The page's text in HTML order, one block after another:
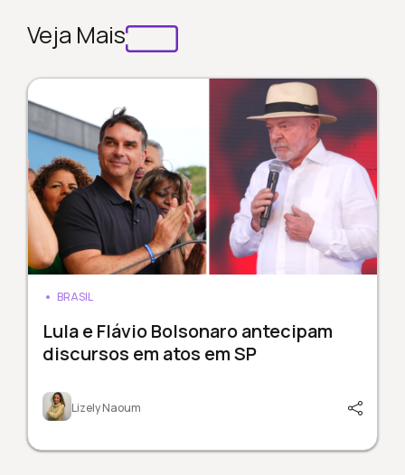
Veja Mais
BRASIL
Lula e Flávio Bolsonaro antecipam
discursos em atos em SP
Lizely Naoum